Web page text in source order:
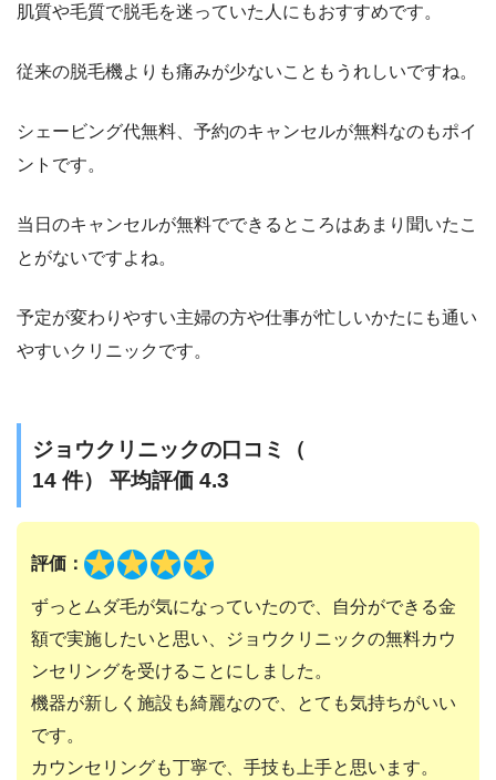
肌質や毛質で脱毛を迷っていた人にもおすすめです。
従来の脱毛機よりも痛みが少ないこともうれしいですね。
シェービング代無料、予約のキャンセルが無料なのもポイ
ントです。
当日のキャンセルが無料でできるところはあまり聞いたこ
とがないですよね。
予定が変わりやすい主婦の方や仕事が忙しいかたにも通い
やすいクリニックです。
ジョウクリニックの口コミ（
14 件） 平均評価 4.3
評価：
ずっとムダ毛が気になっていたので、自分ができる金
額で実施したいと思い、ジョウクリニックの無料カウ
ンセリングを受けることにしました。
機器が新しく施設も綺麗なので、とても気持ちがいい
です。
カウンセリングも丁寧で、手技も上手と思います。